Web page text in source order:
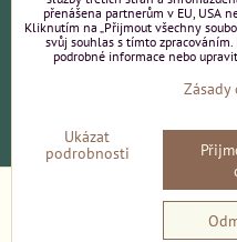
Obchodní podmínky
Kontakt
Zásady
přenášena partnerům v EU, USA
Kliknutím na „Přijmout všechny
svůj souhlas s tímto
podrobné informace nebo
Ukázat
podrobnosti